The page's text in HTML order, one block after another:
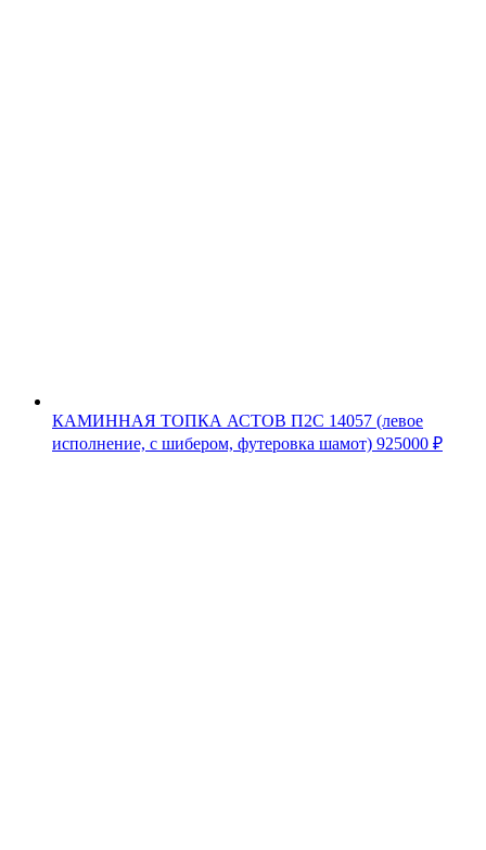
КАМИННАЯ ТОПКА АСТОВ П2С 14057 (левое
исполнение, с шибером, футеровка шамот) 925000 ₽